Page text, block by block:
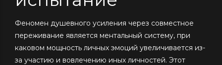
Феномен душевного усиления через совместное
переживание является ментальный систему, при
каковом мощность личных эмоций увеличивается из-
за участию и вовлечению иных личностей. Этот